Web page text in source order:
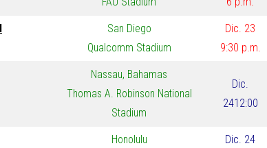
San Diego
Qualcomm Stadium
Dic. 23
9:30 p.m.
Nassau, Bahamas
Thomas A. Robinson National
Stadium
Dic.
2412:00
Honolulu
Dic. 24